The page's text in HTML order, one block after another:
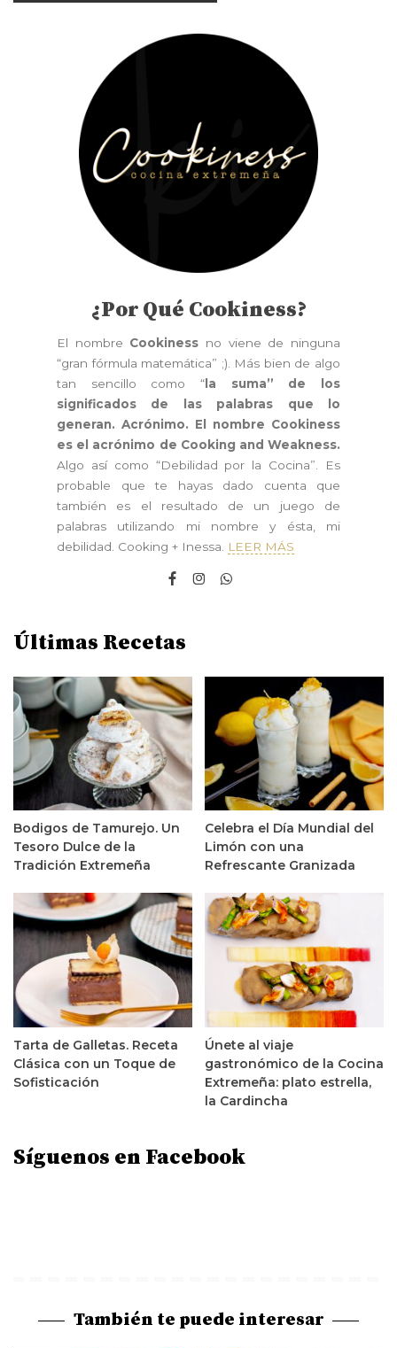
¿Por Qué Cookiness?
El nombre Cookiness no viene de ninguna
“gran fórmula matemática” ;). Más bien de algo
tan sencillo como “la suma” de los
significados de las palabras que lo
generan. Acrónimo. El nombre Cookiness
es el acrónimo de Cooking and Weakness.
Algo así como “Debilidad por la Cocina”. Es
probable que te hayas dado cuenta que
también es el resultado de un juego de
palabras utilizando mi nombre y ésta, mi
debilidad. Cooking + Inessa.
LEER MÁS
Últimas Recetas
Bodigos de Tamurejo. Un
Tesoro Dulce de la
Tradición Extremeña
Celebra el Día Mundial del
Limón con una
Refrescante Granizada
Tarta de Galletas. Receta
Clásica con un Toque de
Sofisticación
Únete al viaje
gastronómico de la Cocina
Extremeña: plato estrella,
la Cardincha
Síguenos en Facebook
También te puede interesar